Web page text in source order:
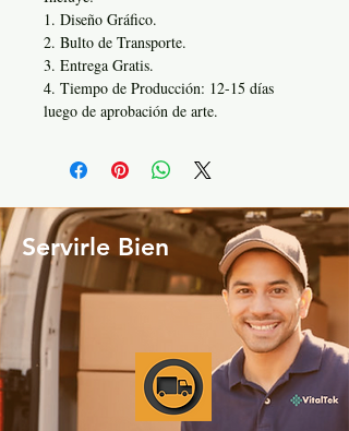
1. Diseño Gráfico.
2. Bulto de Transporte.
3. Entrega Gratis.
4. Tiempo de Producción: 12-15 días
luego de aprobación de arte.
Servirle Bien